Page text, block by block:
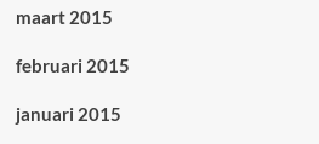
maart 2015
februari 2015
januari 2015